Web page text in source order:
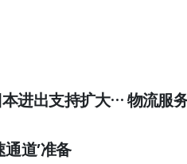
进出支持扩大… 物流服
道’准备